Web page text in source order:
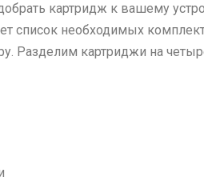
картридж к вашему
список необходимых
Разделим картриджи на